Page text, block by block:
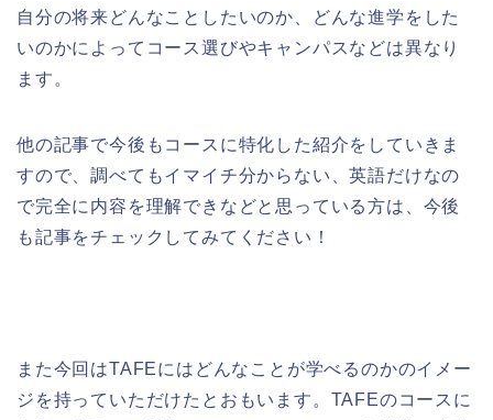
自分の将来どんなことしたいのか、どんな進学をした
いのかによってコース選びやキャンパスなどは異なり
ます。
他の記事で今後もコースに特化した紹介をしていきま
すので、調べてもイマイチ分からない、英語だけなの
で完全に内容を理解できなどと思っている方は、今後
も記事をチェックしてみてください！
また今回はTAFEにはどんなことが学べるのかのイメー
ジを持っていただけたとおもいます。TAFEのコースに